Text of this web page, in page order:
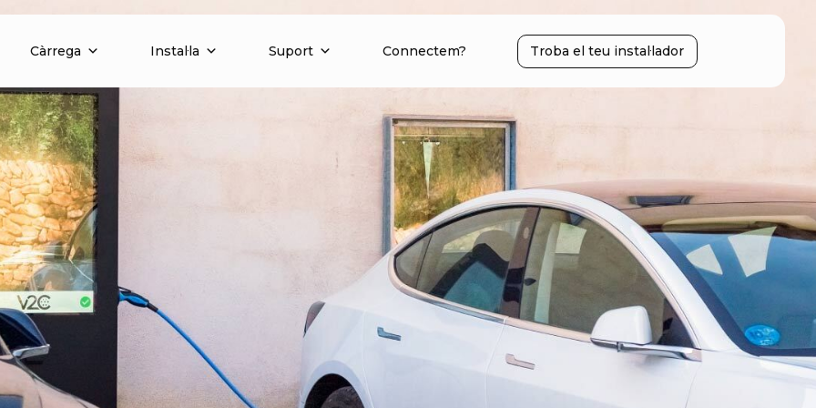
Càrrega Instal·la Suport Connectem? Troba el teu instal·lador